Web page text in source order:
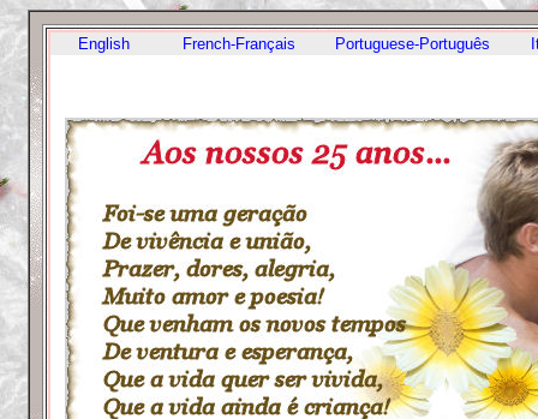
English French-Français Portuguese-Português